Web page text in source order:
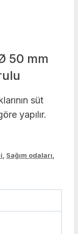
50 mm
süt
yapılır.
, Sağım odaları,